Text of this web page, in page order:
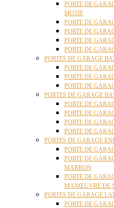
PORTE DE
MOTIF
PORTE DE
PORTE DE
PORTE DE
PORTE DE
PORTES DE GARAGE
PORTE DE
PORTE DE
PORTE DE
PORTES DE GARAGE
PORTE DE
PORTE DE
PORTE DE
PORTE DE
PORTES DE GARAGE
PORTE DE
PORTE DE
MARRON
PORTE DE
MANŒUVRE DE
PORTES DE GARAGE
PORTE DE